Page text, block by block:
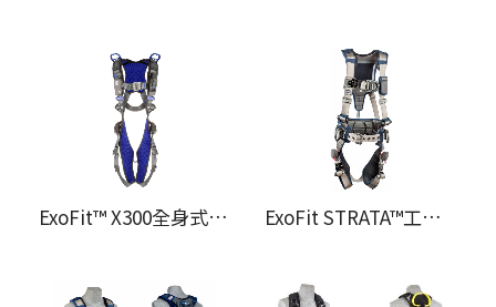
ExoFit™ X300全身式安全帶 ExoFit STRATA™工程型定位/攀爬式全身式安全帶